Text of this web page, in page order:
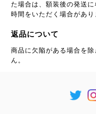
た場合は、額装後の発送
時間をいただく場合があり
返品について
商品に欠陥がある場合を
ん。